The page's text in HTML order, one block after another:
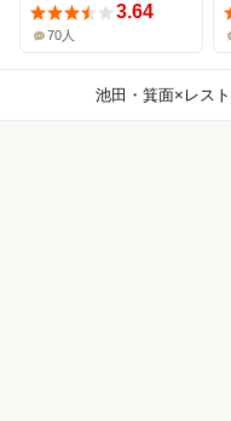
3.64
70人